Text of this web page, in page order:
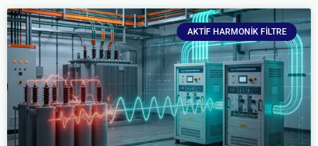
AKTIF HARMONIK FILTRE